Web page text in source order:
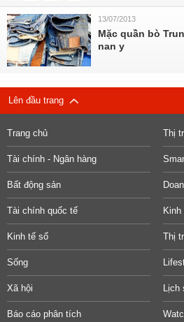
13/07/2013
Mặc quần bò
nan y
Lên đầu trang
Trang chủ Thị
Tài chính - Ngân hàng
Bất động sản
Tài chính quốc tế
Kinh tế số Thị
Sống
Xã hội Lịch
Báo cáo phân tích